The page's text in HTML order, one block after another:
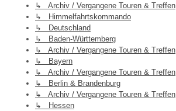
↳ Archiv / Vergangene Touren & Treffen
↳ Himmelfahrtskommando
↳ Deutschland
↳ Baden-Württemberg
↳ Archiv / Vergangene Touren & Treffen
↳ Bayern
↳ Archiv / Vergangene Touren & Treffen
↳ Berlin & Brandenburg
↳ Archiv / Vergangene Touren & Treffen
↳ Hessen